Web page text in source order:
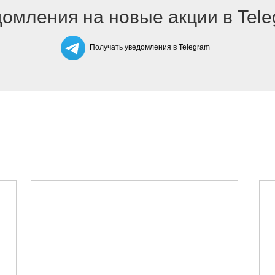
на новые акции в
Получать уведомления в Telegram